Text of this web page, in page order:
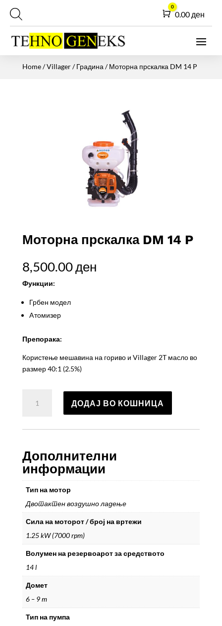
Cart
0
0.00 ден
Home/Villager/Градина / Моторна прскалка DM 14 P
Моторна прскалка DM 14 P
8,500.00ден
Функции:
Грбен модел
Aтомизер
Препорака:
Користење мешавина на гориво и Villager 2T масло во
размер 40:1 (2.5%)
прскалка
14
количина
ДОДАЈ ВО КОШНИЦА
Дополнителни
информации
Тип на мотор
Двотактен воздушно ладење
Сила на моторот / број на вртежи
1.25 kW (7000 rpm)
Волумен на резервоарот за средството
14 l
Домет
6 – 9 m
Тип на пумпа